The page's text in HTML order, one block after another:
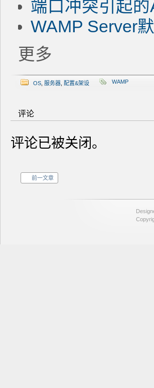
端口冲突引起
WAMP Server
更多
OS 服务器 配置&架设 WAMP
评论
评论已被关闭。
前一文章